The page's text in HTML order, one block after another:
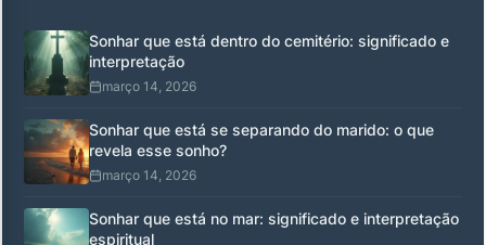
Sonhar que está dentro do cemitério: significado e
interpretação
março 14, 2026
Sonhar que está se separando do marido: o que
revela esse sonho?
março 14, 2026
Sonhar que está no mar: significado e interpretação
espiritual